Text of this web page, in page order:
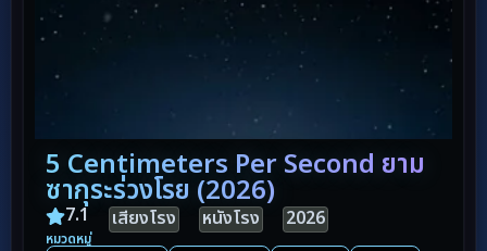
5 Centimeters Per Second ยาม
ซากุระร่วงโรย (2026)
7.1 เสียงโรง หนังโรง 2026
หมวดหมู่